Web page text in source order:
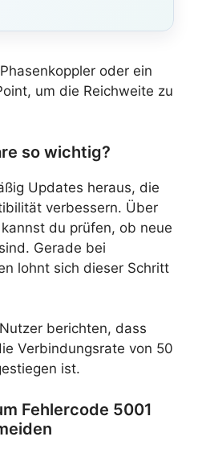
oder ein
um die Reichweite zu
so wichtig?
Updates heraus, die
verbessern. Über
du prüfen, ob neue
Gerade bei
lohnt sich dieser Schritt
berichten, dass
Verbindungsrate von 50
ist.
Fehlercode 5001